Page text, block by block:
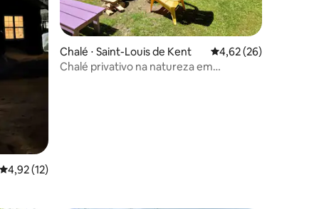
4,92 de uma avaliação média de 5, 12 avaliações
4,92 (12)
Chalé ⋅ Saint-Louis de Kent 4,62 de uma
4,62 (26)
Chalé privativo na natureza em